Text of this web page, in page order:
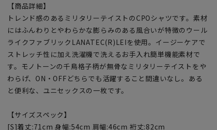
【商品詳細】
トレンド感のあるミリタリーテイストのCPOシャツです。素材
にはふんわりとやわらかな膨らみのある風合いが特徴のウール
ライクファブリックLANATEC(R)LEIを使用。イージーケアで
ストレッチ性に加え洗濯機で洗えるお手入れ簡単機能素材で
す。モノトーンの千鳥格子柄が無骨なミリタリーテイストをや
わらげ、ON・OFFどちらでも活躍すること間違いなし。ある
と便利な、ユニセックスの一枚です。
【サイズスペック】
[S]着丈:71cm 身幅:54cm 肩幅:46cm 裄丈:82cm